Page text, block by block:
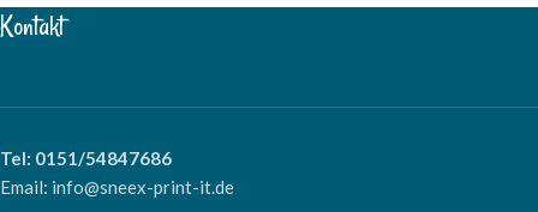
Kontakt
Tel: 0151/54847686
Email: info@sneex-print-it.de